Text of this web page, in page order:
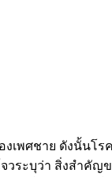
พศชาย ดังนั้นโ
ระบุว่า สิ่งสำคั